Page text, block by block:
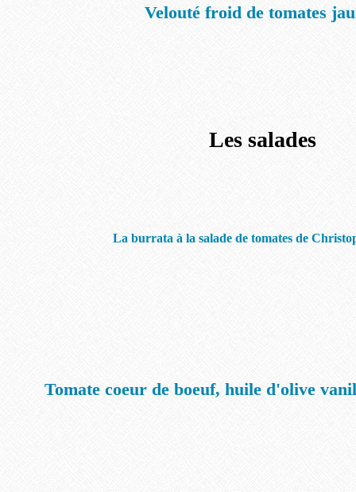
Velouté froid de tomates
Les salades
La burrata à la salade de tomates de
Tomate coeur de boeuf, huile d'olive